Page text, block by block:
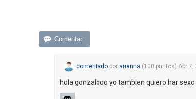
comentado por arianna (100 puntos) Abr 7,
hola gonzalooo yo tambien quiero har